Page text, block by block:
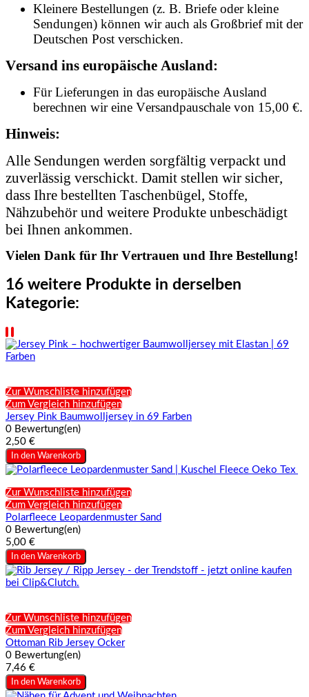
Kleinere Bestellungen (z. B. Briefe oder kleine
Sendungen) können wir auch als Großbrief mit der
Deutschen Post verschicken.
Versand ins europäische Ausland:
Für Lieferungen in das europäische Ausland
berechnen wir eine Versandpauschale von 15,00 €.
Hinweis:
Alle Sendungen werden sorgfältig verpackt und
zuverlässig verschickt. Damit stellen wir sicher,
dass Ihre bestellten Taschenbügel, Stoffe,
Nähzubehör und weitere Produkte unbeschädigt
bei Ihnen ankommen.
Vielen Dank für Ihr Vertrauen und Ihre Bestellung!
16 weitere Produkte in derselben
Kategorie:
Zur Wunschliste hinzufügen
Zum Vergleich hinzufügen
Jersey Pink Baumwolljersey in 69 Farben
0 Bewertung(en)
2,50 €
In den Warenkorb
Zur Wunschliste hinzufügen
Zum Vergleich hinzufügen
Polarfleece Leopardenmuster Sand
0 Bewertung(en)
5,00 €
In den Warenkorb
Zur Wunschliste hinzufügen
Zum Vergleich hinzufügen
Ottoman Rib Jersey Ocker
0 Bewertung(en)
7,46 €
In den Warenkorb